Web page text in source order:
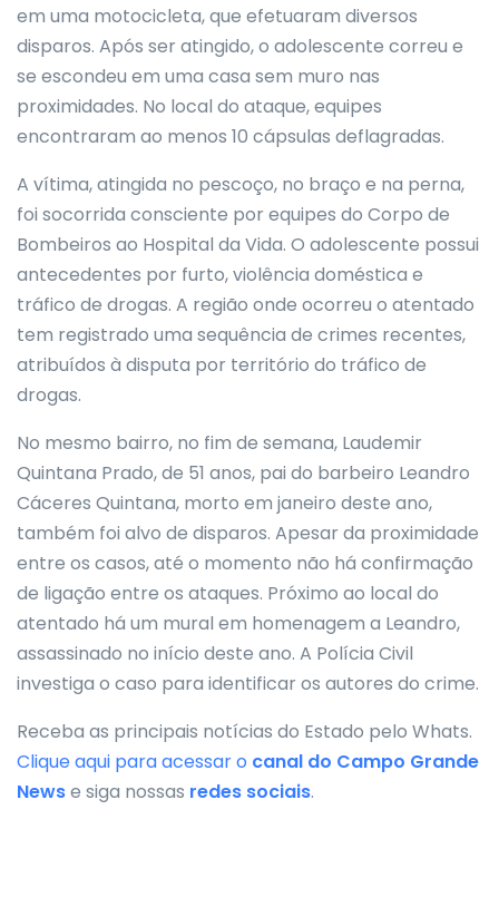
em uma motocicleta, que efetuaram diversos
disparos. Após ser atingido, o adolescente correu e
se escondeu em uma casa sem muro nas
proximidades. No local do ataque, equipes
encontraram ao menos 10 cápsulas deflagradas.
A vítima, atingida no pescoço, no braço e na perna,
foi socorrida consciente por equipes do Corpo de
Bombeiros ao Hospital da Vida. O adolescente possui
antecedentes por furto, violência doméstica e
tráfico de drogas. A região onde ocorreu o atentado
tem registrado uma sequência de crimes recentes,
atribuídos à disputa por território do tráfico de
drogas.
No mesmo bairro, no fim de semana, Laudemir
Quintana Prado, de 51 anos, pai do barbeiro Leandro
Cáceres Quintana, morto em janeiro deste ano,
também foi alvo de disparos. Apesar da proximidade
entre os casos, até o momento não há confirmação
de ligação entre os ataques. Próximo ao local do
atentado há um mural em homenagem a Leandro,
assassinado no início deste ano. A Polícia Civil
investiga o caso para identificar os autores do crime.
Receba as principais notícias do Estado pelo Whats.
Clique aqui para acessar o canal do Campo Grande
Newse siga nossas redes sociais.